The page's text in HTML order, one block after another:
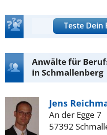
Teste Dein
Anwälte für
in Schmallenberg
Jens
An der Egge 7
57392